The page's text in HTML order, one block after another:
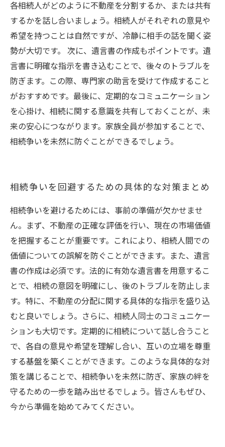
各相続人がどのように不動産を分割するか、または共有
するかを話し合いましょう。相続人がそれぞれの意見や
希望を持つことは自然ですが、冷静に相手の話を聞く姿
勢が大切です。 次に、遺言書の作成もポイントです。遺
言書に明確な指示を書き込むことで、後々のトラブルを
防ぎます。この際、専門家の助言を受けて作成すること
がおすすめです。最後に、定期的なコミュニケーション
を心掛け、相続に関する意識を共有しておくことが、未
来の安心につながります。家族全員が参加することで、
相続争いを未然に防ぐことができるでしょう。
相続争いを回避するための具体的な対策まとめ
相続争いを避けるためには、事前の準備が欠かせませ
ん。まず、不動産の正確な評価を行い、現在の市場価値
を把握することが重要です。これにより、相続人間での
価値についての誤解を防ぐことができます。また、遺言
書の作成は必須です。法的に有効な遺言書を用意するこ
とで、相続の意図を明確にし、後のトラブルを防止しま
す。特に、不動産の分配に関する具体的な指示を盛り込
むと良いでしょう。さらに、相続人同士のコミュニケー
ションも大切です。定期的に相続について話し合うこと
で、各自の意見や希望を理解し合い、互いの立場を尊重
する基盤を築くことができます。このような具体的な対
策を講じることで、相続争いを未然に防ぎ、家族の絆を
守るための一歩を踏み出せるでしょう。皆さんもぜひ、
今から準備を始めてみてください。